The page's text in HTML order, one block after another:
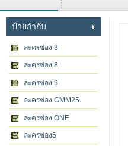
ป้ายกำกับ
ละครช่อง 3
ละครช่อง 8
ละครช่อง 9
ละครช่อง GMM25
ละครช่อง ONE
ละครช่อง5